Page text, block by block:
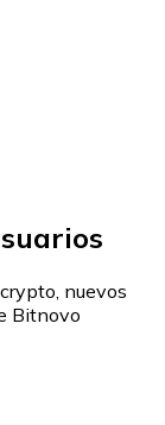
nuevos
Bitnovo